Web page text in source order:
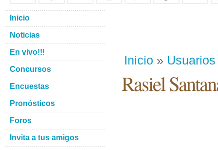
Inicio » Usuarios
Rasiel
Inicio
Noticias
En vivo!!!
Concursos
Encuestas
Pronósticos
Foros
Invita a tus amigos